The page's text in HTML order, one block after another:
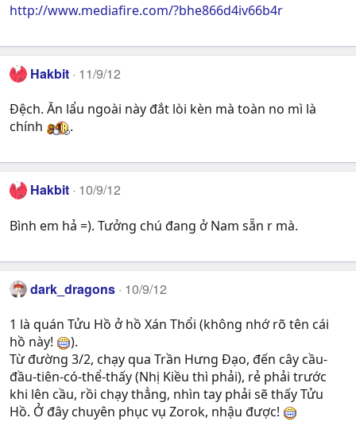
http://www.mediafire.com/?bhe866d4iv66b4r
Hakbit 11/9/12
Đệch. Ăn lẩu ngoài này đắt lòi kèn mà toàn no mì là
chính
.
Hakbit 10/9/12
Bình em hả =). Tưởng chú đang ở Nam sẵn r mà.
dark_dragons 10/9/12
1 là quán Tửu Hồ ở hồ Xán Thổi (không nhớ rõ tên cái
hồ này!
).
Từ đường 3/2, chạy qua Trần Hưng Đạo, đến cây cầu-
đầu-tiên-có-thể-thấy (Nhị Kiều thì phải), rẻ phải trước
khi lên cầu, rồi chạy thẳng, nhìn tay phải sẽ thấy Tửu
Hồ. Ở đây chuyên phục vụ Zorok, nhậu được!